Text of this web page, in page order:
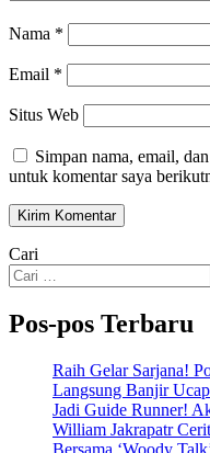
Nama *
Email *
Situs Web
Simpan nama, email,
untuk komentar saya
Cari
Pos-pos Terbaru
Raih Gelar Sarjana!
Langsung Banjir
Jadi Guide Runner!
William Jakrapatr
Bersama ‘Woody